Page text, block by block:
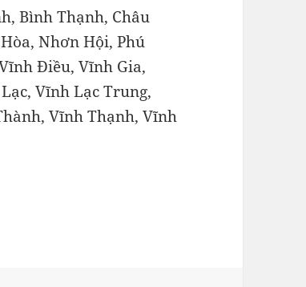
Bình Thạnh, Châu
Nhơn Hội, Phú
Điều, Vĩnh Gia,
Vĩnh Lạc Trung,
Vĩnh Thạnh, Vĩnh